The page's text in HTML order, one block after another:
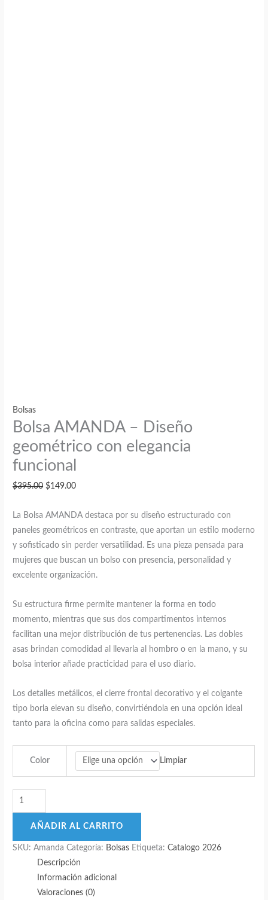
Bolsas
Bolsa AMANDA – Diseño
geométrico con elegancia
funcional
$395.00 El
original
era:
$395.00.
$149.00El
actual
es:
$149.00.
La Bolsa AMANDA destaca por su diseño estructurado con
paneles geométricos en contraste, que aportan un estilo moderno
y sofisticado sin perder versatilidad. Es una pieza pensada para
mujeres que buscan un bolso con presencia, personalidad y
excelente organización.
Su estructura firme permite mantener la forma en todo
momento, mientras que sus dos compartimentos internos
facilitan una mejor distribución de tus pertenencias. Las dobles
asas brindan comodidad al llevarla al hombro o en la mano, y su
bolsa interior añade practicidad para el uso diario.
Los detalles metálicos, el cierre frontal decorativo y el colgante
tipo borla elevan su diseño, convirtiéndola en una opción ideal
tanto para la oficina como para salidas especiales.
Color Limpiar
Bolsa
AMANDA
Diseño
AÑADIR AL CARRITO
SKU:Amanda Categoría: Bolsas Etiqueta:Catalogo 2026
Descripción
Información adicional
Valoraciones (0)